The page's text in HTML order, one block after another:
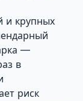
и крупных
—
в
риск